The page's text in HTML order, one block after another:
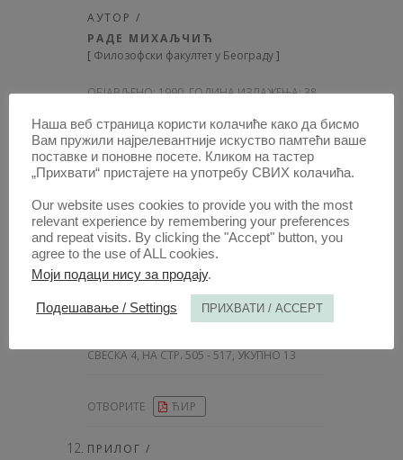
АУТОР /
РАДЕ МИХАЉЧИЋ
[ Филозофски факултет у Београду]
ОБЈАВЉЕНО:1990, ГОДИНА ИЗЛАЖЕЊА: 38,
ОТВОРИТЕ ЋИР
КОМЕНТАР СУДСКЕ ОДЛУКЕ /
СУДСКА ХРОНИКА
АУТОР /
ОЛИВЕР АНТИЋ
Правни факултет у Београду]
СВЕСКА 4, НА СТР. 505 - 517, УКУПНО 13
ОТВОРИТЕ ЋИР
ПРИЛОГ /
Наша веб страница користи колачиће како да бисмо
Вам пружили најрелевантније искуство памтећи ваше
поставке и поновне посете. Кликом на тастер
„Прихвати“ пристајете на употребу СВИХ колачића.
Our website uses cookies to provide you with the most
relevant experience by remembering your preferences
and repeat visits. By clicking the "Accept" button, you
agree to the use of ALL cookies.
Моји подаци нису за продају.
Подешавање / Settings ПРИХВАТИ / ACCEPT